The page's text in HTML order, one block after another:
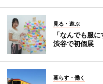
見る・遊ぶ
「なんでも服
渋谷で初個展
暮らす・働く